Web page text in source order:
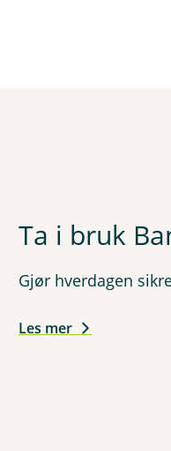
Ta i bruk
Gjør hverdagen
Les mer